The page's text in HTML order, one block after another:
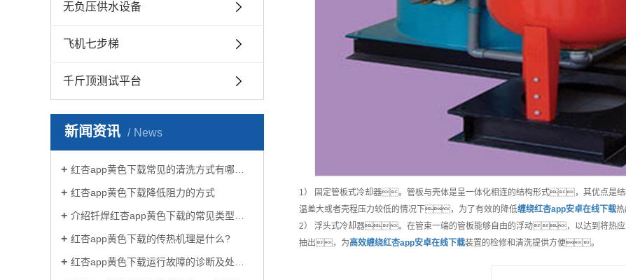
无负压供水设备
飞机七步梯
千斤顶测试平台
新闻资讯 News
红杏app黄色下载常见的清洗方式有哪些？
红杏app黄色下载降低阻力的方式
介绍钎焊红杏app黄色下载的常见类型有哪些
红杏app黄色下载的传热机理是什么?
红杏app黄色下载运行故障的诊断及处理方法
1） 固定管板式冷却器。管板与壳体是呈一体化相连的结构形式，其优点
温差大或者壳程压力较低的情况下，为了有效的降低缠绕红杏app安卓在线下载
2） 浮头式冷却器。在管束一端的管板能够自由的浮动，以达到将热
抽出，为高效缠绕红杏app安卓在线下载装置的检修和清洗提供方便。